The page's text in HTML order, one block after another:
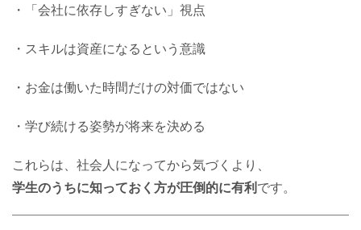
・「会社に依存しすぎない」視点
・スキルは資産になるという意識
・お金は働いた時間だけの対価ではない
・学び続ける姿勢が将来を決める
これらは、社会人になってから気づくより、
学生のうちに知っておく方が圧倒的に有利です。